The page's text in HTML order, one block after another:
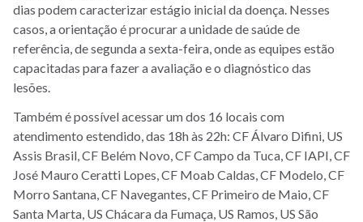
dias podem caracterizar estágio inicial da doença. Nesses
casos, a orientação é procurar a unidade de saúde de
referência, de segunda a sexta-feira, onde as equipes estão
capacitadas para fazer a avaliação e o diagnóstico das
lesões.
Também é possível acessar um dos 16 locais com
atendimento estendido, das 18h às 22h: CF Álvaro Difini, US
Assis Brasil, CF Belém Novo, CF Campo da Tuca, CF IAPI, CF
José Mauro Ceratti Lopes, CF Moab Caldas, CF Modelo, CF
Morro Santana, CF Navegantes, CF Primeiro de Maio, CF
Santa Marta, US Chácara da Fumaça, US Ramos, US São